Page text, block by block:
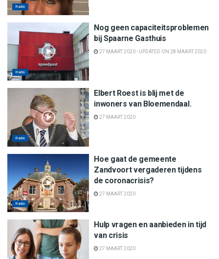
Radio
Radio
Nog geen capaciteitsproblemen
bij Spaarne Gasthuis
27 MAART 2020 - UPDATED ON 28 MAART 2020
Radio
Elbert Roest is blij met de
inwoners van Bloemendaal.
27 MAART 2020
Radio
Hoe gaat de gemeente
Zandvoort vergaderen tijdens
de coronacrisis?
27 MAART 2020
Hulp vragen en aanbieden in tijd
van crisis
27 MAART 2020